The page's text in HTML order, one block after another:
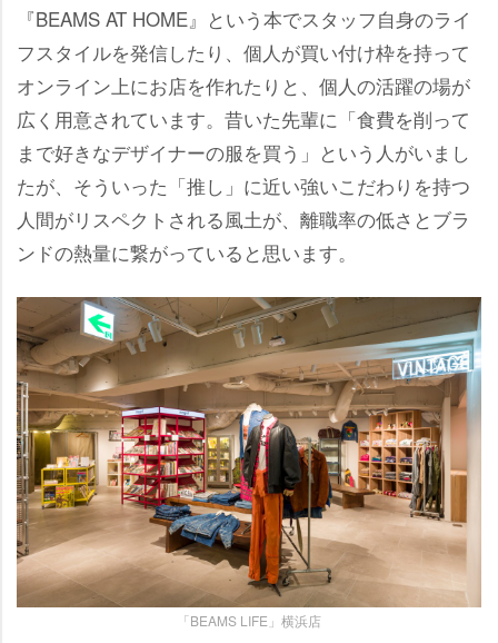
『BEAMS AT HOME』という本でスタッフ自身のライ
フスタイルを発信したり、個人が買い付け枠を持って
オンライン上にお店を作れたりと、個人の活躍の場が
広く用意されています。昔いた先輩に「食費を削って
まで好きなデザイナーの服を買う」という人がいまし
たが、そういった「推し」に近い強いこだわりを持つ
人間がリスペクトされる風土が、離職率の低さとブラ
ンドの熱量に繋がっていると思います。
「BEAMS LIFE」横浜店